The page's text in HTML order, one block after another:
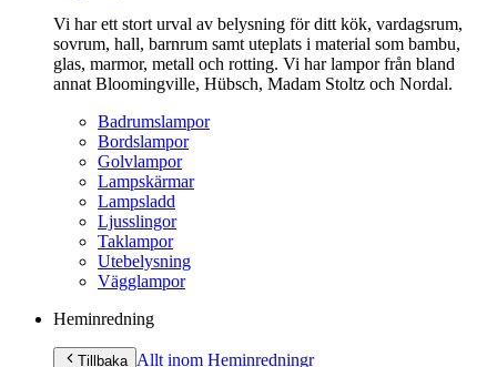
Vi har ett stort urval av belysning för ditt kök, vardagsrum,
sovrum, hall, barnrum samt uteplats i material som bambu,
glas, marmor, metall och rotting. Vi har lampor från bland
annat Bloomingville, Hübsch, Madam Stoltz och Nordal.
Badrumslampor
Bordslampor
Golvlampor
Lampskärmar
Lampsladd
Ljusslingor
Taklampor
Utebelysning
Vägglampor
Heminredning
Tillbaka Allt inom Heminredningr